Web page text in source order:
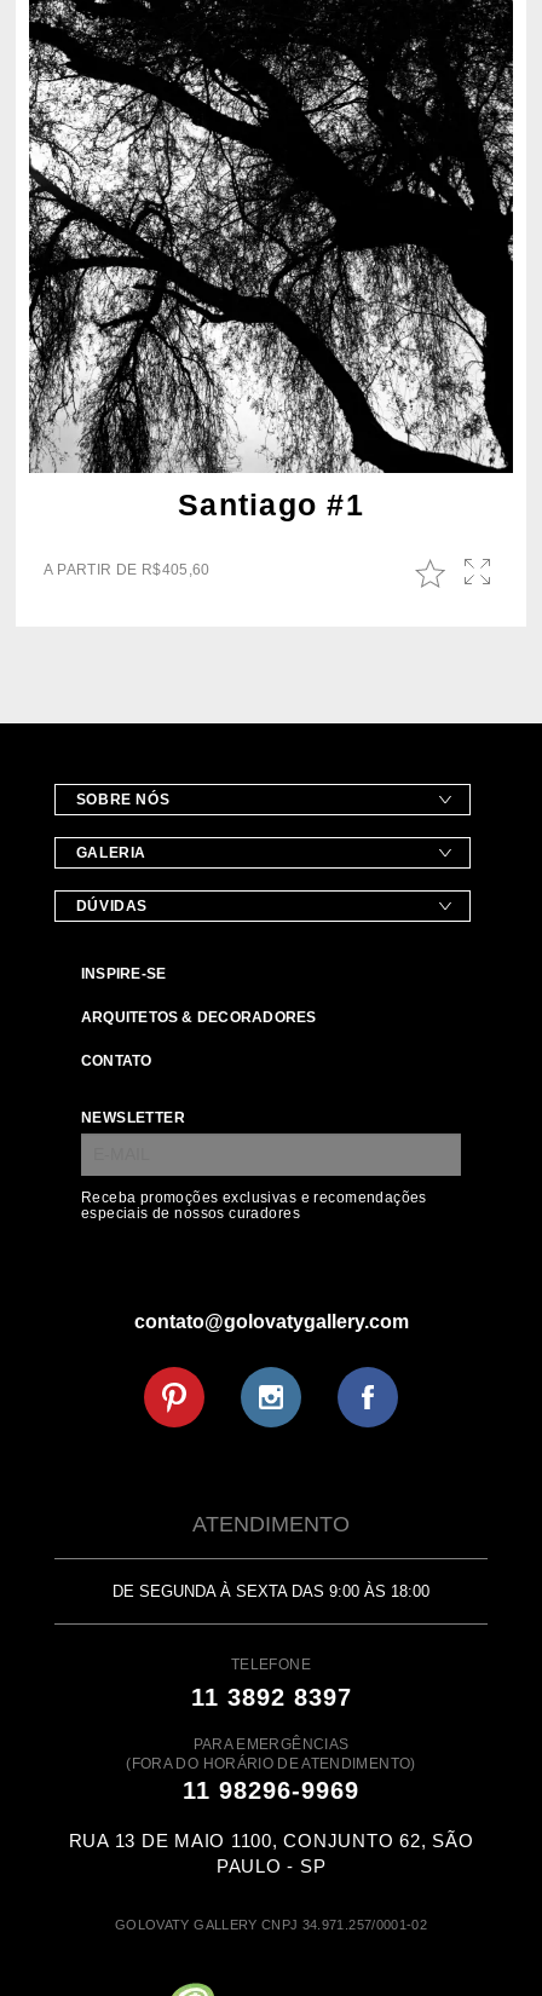
Santiago #1
A PARTIR DE R$405,60
SOBRE NÓS
GALERIA
DÚVIDAS
INSPIRE-SE
ARQUITETOS & DECORADORES
CONTATO
NEWSLETTER
Receba promoções exclusivas e recomendações
especiais de nossos curadores
contato@golovatygallery.com
ATENDIMENTO
DE SEGUNDA À SEXTA DAS 9:00 ÀS 18:00
TELEFONE
11 3892 8397
PARA EMERGÊNCIAS
(FORA DO HORÁRIO DE ATENDIMENTO)
11 98296-9969
RUA 13 DE MAIO 1100, CONJUNTO 62, SÃO
PAULO - SP
GOLOVATY GALLERY CNPJ 34.971.257/0001-02